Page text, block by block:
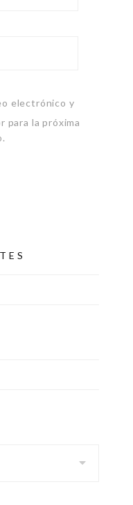
electrónico y
para la próxima